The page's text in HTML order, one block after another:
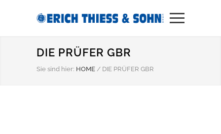
DIE PRÜFER GBR
Sie sind hier: HOME / DIE PRÜFER GBR